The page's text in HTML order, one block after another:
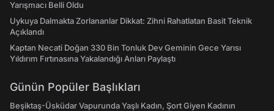
Yarışmacı Belli Oldu
Uykuya Dalmakta Zorlananlar Dikkat: Zihni Rahatlatan Basit Teknik
Açıklandı
Kaptan Necati Doğan 330 Bin Tonluk Dev Geminin Gece Yarısı
Yıldırım Fırtınasına Yakalandığı Anları Paylaştı
Günün Popüler Başlıkları
Beşiktaş-Üsküdar Vapurunda Yaşlı Kadın, Şort Giyen Kadının